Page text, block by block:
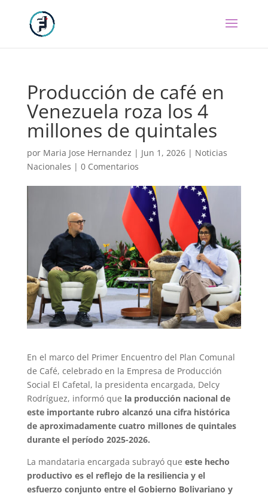
Producción de café en
Venezuela roza los 4
millones de quintales
por Maria Jose Hernandez | Jun 1, 2026| Noticias
Nacionales | 0 Comentarios
En el marco del Primer Encuentro del Plan Comunal
de Café, celebrado en la Empresa de Producción
Social El Cafetal, la presidenta encargada, Delcy
Rodríguez, informó que la producción nacional de
este importante rubro alcanzó una cifra histórica
de aproximadamente cuatro millones de quintales
durante el período 2025-2026.
La mandataria encargada subrayó que este hecho
productivo es el reflejo de la resiliencia y el
esfuerzo conjunto entre el Gobierno Bolivariano y